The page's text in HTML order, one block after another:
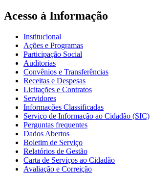
Acesso à Informação
Institucional
Ações e Programas
Participação Social
Auditorias
Convênios e Transferências
Receitas e Despesas
Licitações e Contratos
Servidores
Informações Classificadas
Serviço de Informação ao Cidadão (SIC)
Perguntas frequentes
Dados Abertos
Boletim de Serviço
Relatórios de Gestão
Carta de Serviços ao Cidadão
Avaliação e Correição